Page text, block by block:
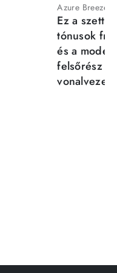
Azure Breeze
Ez a szett
tónusok
és a
felsőrész